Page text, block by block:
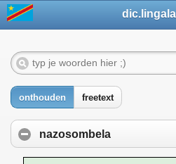
onthouden freetext
nazosombela